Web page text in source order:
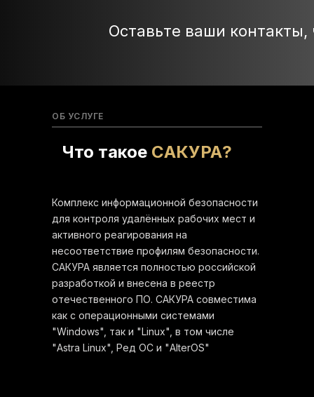
Оставьте ваши
ОБ УСЛУГЕ
Что такое CАКУРА?
Комплекс информационной безопасности
для контроля удалённых рабочих мест и
активного реагирования на
несоответствие профилям безопасности.
САКУРА является полностью российской
разработкой и внесена в реестр
отечественного ПО. САКУРА совместима
как с операционными системами
"Windows", так и "Linux", в том числе
"Astra Linux", Ред ОС и "AlterOS"